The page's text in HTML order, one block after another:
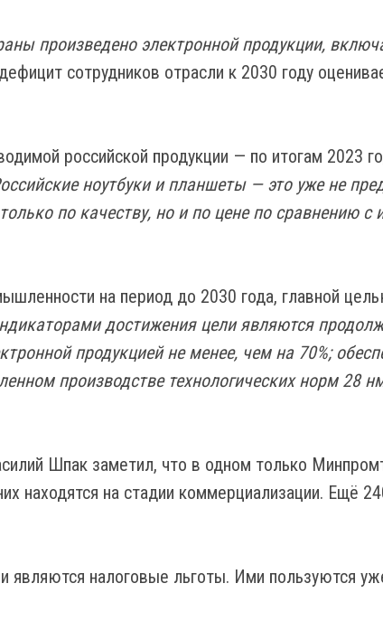
произведено электронной продукции,
сотрудников отрасли к 2030 году
российской продукции — по итогам 2023
ноутбуки и планшеты — это уже не
по качеству, но и по цене по сравнению
на период до 2030 года, главной
достижения цели являются
продукцией не менее, чем на 70%;
производстве технологических норм 28
Шпак заметил, что в одном только
находятся на стадии коммерциализации. Ещё
являются налоговые льготы. Ими пользуются